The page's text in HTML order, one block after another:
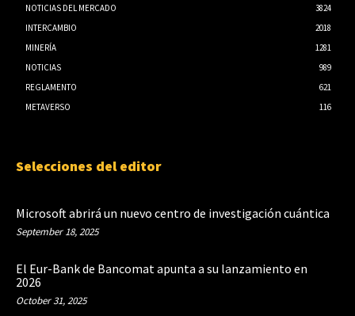
NOTICIAS DEL MERCADO
3824
INTERCAMBIO
2018
MINERÍA
1281
NOTICIAS
989
REGLAMENTO
621
METAVERSO
116
Selecciones del editor
Microsoft abrirá un nuevo centro de investigación cuántica
September 18, 2025
El Eur-Bank de Bancomat apunta a su lanzamiento en
2026
October 31, 2025